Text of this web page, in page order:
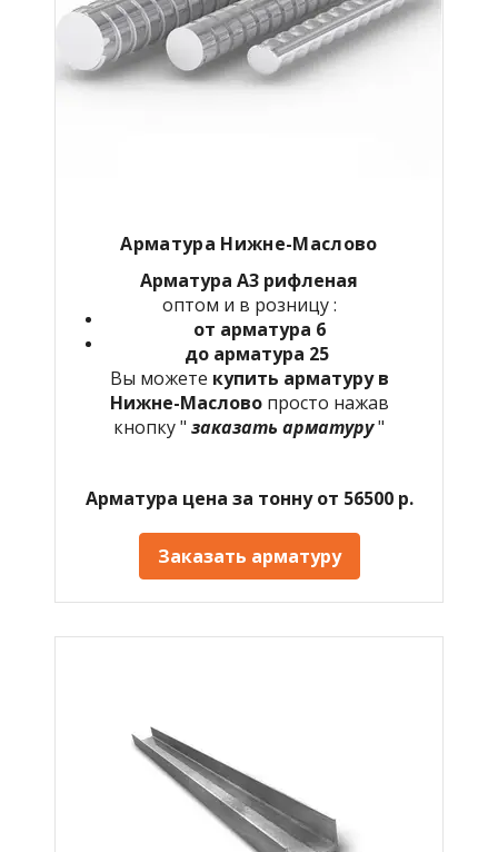
Арматура Нижне-Маслово
Арматура А3 рифленая
оптом и в розницу :
от арматура 6
до арматура 25
Вы можете купить арматуру в
Нижне-Маслово просто нажав
кнопку " заказать арматуру"
Арматура цена за тонну от 56500 р.
Заказать арматуру